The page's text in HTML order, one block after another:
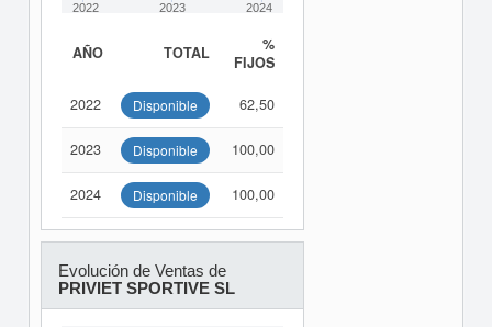
2022 2023 2024
AÑO TOTAL
%
FIJOS
2022 Disponible 62,50
2023 Disponible 100,00
2024 Disponible 100,00
Evolución de Ventas de
PRIVIET SPORTIVE SL